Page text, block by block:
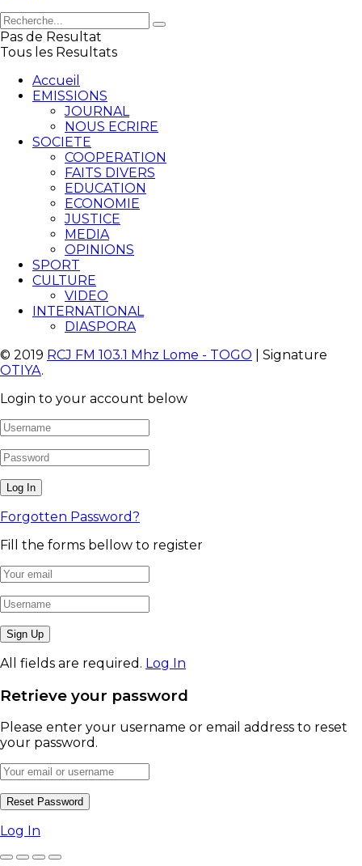
Pas de Resultat
Tous les Resultats
Accueil
EMISSIONS
JOURNAL
NOUS ECRIRE
SOCIETE
COOPERATION
FAITS DIVERS
EDUCATION
ECONOMIE
JUSTICE
MEDIA
OPINIONS
SPORT
CULTURE
VIDEO
INTERNATIONAL
DIASPORA
© 2019 RCJ FM 103.1 Mhz Lome - TOGO | Signature
OTIYA.
Login to your account below
Forgotten Password?
Fill the forms bellow to register
All fields are required. Log In
Retrieve your password
Please enter your username or email address to reset
your password.
Log In